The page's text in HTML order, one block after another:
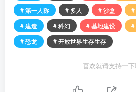
# 第一人称
# 多人 # 沙盒 #
# 建造
# 科幻 # 基地建设 #
# 恐龙
# 开放世界生存生存
喜欢就请支持一下